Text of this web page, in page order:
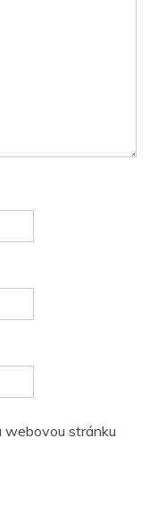
webovou stránku